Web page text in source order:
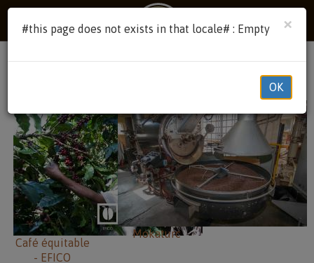
Café équitable
- EFICO
Mokaturc
×
#this page does not exists in that locale# : Empty
OK